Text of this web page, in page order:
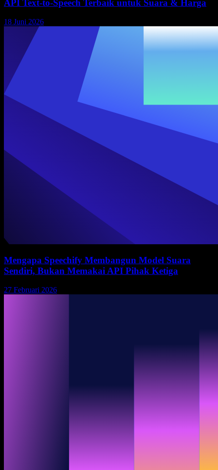
API Text-to-Speech Terbaik untuk Suara & Harga
18 Juni 2026
Mengapa Speechify Membangun Model Suara
Sendiri, Bukan Memakai API Pihak Ketiga
27 Februari 2026